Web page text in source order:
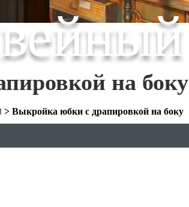
на боку
> Выкройка юбки с драпировкой на боку